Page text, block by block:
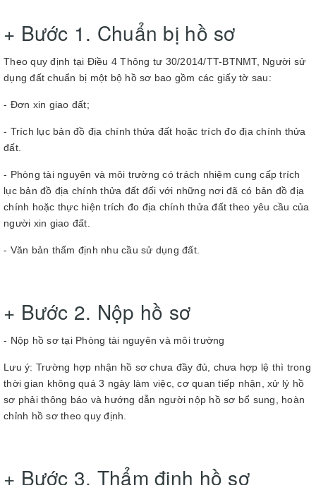
+ Bước 1. Chuẩn bị hồ sơ
Theo quy định tại Điều 4 Thông tư 30/2014/TT-BTNMT, Người sử
dụng đất chuẩn bị một bộ hồ sơ bao gồm các giấy tờ sau:
- Đơn xin giao đất;
- Trích lục bản đồ địa chính thửa đất hoặc trích đo địa chính thửa
đất.
- Phòng tài nguyên và môi trường có trách nhiệm cung cấp trích
lục bản đồ địa chính thửa đất đối với những nơi đã có bản đồ địa
chính hoặc thực hiện trích đo địa chính thửa đất theo yêu cầu của
người xin giao đất.
- Văn bản thẩm định nhu cầu sử dụng đất.
+ Bước 2. Nộp hồ sơ
- Nộp hồ sơ tại Phòng tài nguyên và môi trường
Lưu ý: Trường hợp nhận hồ sơ chưa đầy đủ, chưa hợp lệ thì trong
thời gian không quá 3 ngày làm việc, cơ quan tiếp nhận, xử lý hồ
sơ phải thông báo và hướng dẫn người nộp hồ sơ bổ sung, hoàn
chỉnh hồ sơ theo quy định.
+ Bước 3. Thẩm định hồ sơ